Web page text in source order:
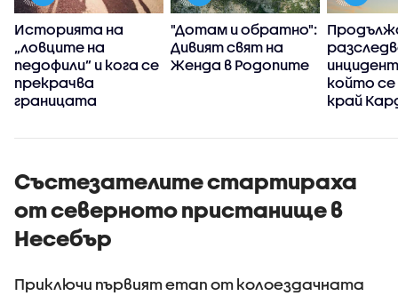
Историята на
„ловците на
педофили” и кога се
прекрачва
границата
"Дотам и обратно":
Дивият свят на
Женда в Родопите
който се
край
Състезателите стартираха
от северното пристанище в
Несебър
Приключи първият етап от колоездачната